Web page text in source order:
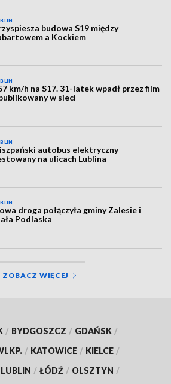
budowa S19 między
a Kockiem
km/h na S17. 31-latek wpadł przez film
w sieci
autobus elektryczny
na ulicach Lublina
droga połączyła gminy Zalesie i
Podlaska
ZOBACZ WIĘCEJ
/ BYDGOSZCZ / GDAŃSK /
/ KATOWICE / KIELCE /
LUBLIN / ŁÓDŹ / OLSZTYN /